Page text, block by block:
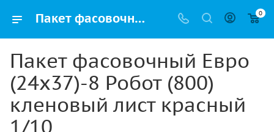
Пакет фасовочный Евро (24х37)-8 Робот (800) кленовый лист красный 1/10 купить в Ижевске с доставкой оптом и в розницу 0
Пакет фасовочный Евро
(24х37)-8 Робот (800)
кленовый лист красный
1/10